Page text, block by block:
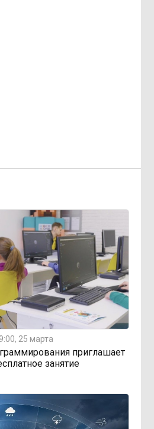
25 марта
приглашает
занятие